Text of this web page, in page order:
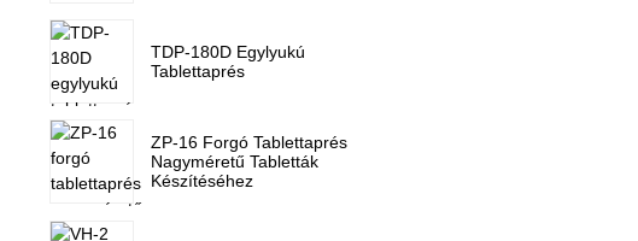
TDP-180D Egylyukú
Tablettaprés
ZP-16 Forgó Tablettaprés
Nagyméretű Tabletták
Készítéséhez